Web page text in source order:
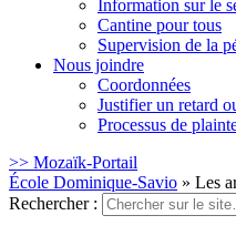
Information sur le
Cantine pour tous
Supervision de la
Nous joindre
Coordonnées
Justifier un retard
Processus de
>> Mozaïk-Portail
École Dominique-Savio » Les
Rechercher :